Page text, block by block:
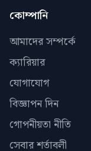
কোম্পানি
আমাদের সম্পর্কে
ক্যারিয়ার
যোগাযোগ
বিজ্ঞাপন দিন
গোপনীয়তা নীতি
সেবার শর্তাবলী